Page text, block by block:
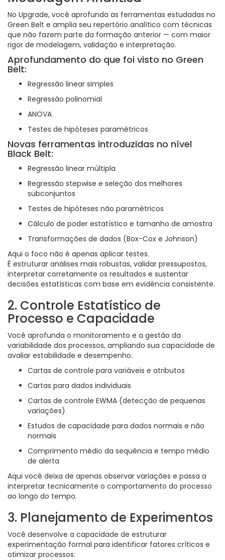
No Upgrade, você aprofunda as ferramentas estudadas no
Green Belt e amplia seu repertório analítico com técnicas
que não fazem parte da formação anterior — com maior
rigor de modelagem, validação e interpretação.
Aprofundamento do que foi visto no Green
Belt:
Regressão linear simples
Regressão polinomial
ANOVA
Testes de hipóteses paramétricos
Novas ferramentas introduzidas no nível
Black Belt:
Regressão linear múltipla
Regressão stepwise e seleção dos melhores
subconjuntos
Testes de hipóteses não paramétricos
Cálculo de poder estatístico e tamanho de amostra
Transformações de dados (Box-Cox e Johnson)
Aqui o foco não é apenas aplicar testes.
É estruturar análises mais robustas, validar pressupostos,
interpretar corretamente os resultados e sustentar
decisões estatísticas com base em evidência consistente.
2. Controle Estatístico de
Processo e Capacidade
Você aprofunda o monitoramento e a gestão da
variabilidade dos processos, ampliando sua capacidade de
avaliar estabilidade e desempenho.
Cartas de controle para variáveis e atributos
Cartas para dados individuais
Cartas de controle EWMA (detecção de pequenas
variações)
Estudos de capacidade para dados normais e não
normais
Comprimento médio da sequência e tempo médio
de alerta
Aqui você deixa de apenas observar variações e passa a
interpretar tecnicamente o comportamento do processo
ao longo do tempo.
3. Planejamento de Experimentos
Você desenvolve a capacidade de estruturar
experimentação formal para identificar fatores críticos e
otimizar processos: